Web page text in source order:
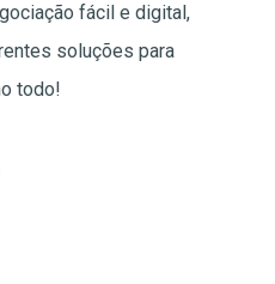
fácil e digital,
soluções para
todo!